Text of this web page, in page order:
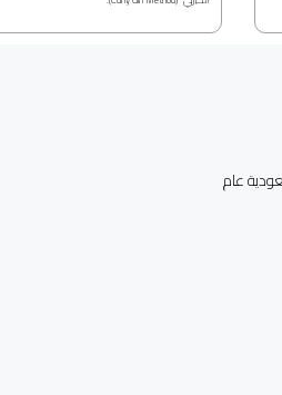
تأسست في المملكة العربية السعودية عام